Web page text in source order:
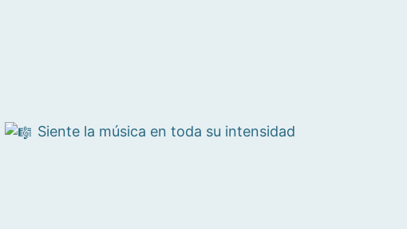
Siente la música en toda su intensidad